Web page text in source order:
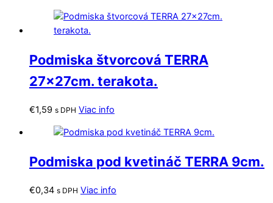
Podmiska štvorcová TERRA
27x27cm. terakota.
€1,59 s DPH Viac info
Podmiska pod kvetináč TERRA 9cm.
€0,34 s DPH Viac info